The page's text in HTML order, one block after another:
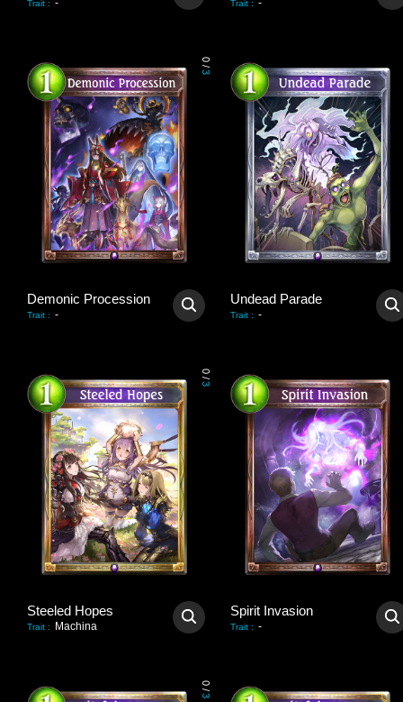
Trait : - Trait : -
0
/
3
Demonic Procession
Trait : -
Undead Parade
Trait : -
0
/
3
Steeled Hopes
Trait : Machina
Spirit Invasion
Trait : -
0
/
3